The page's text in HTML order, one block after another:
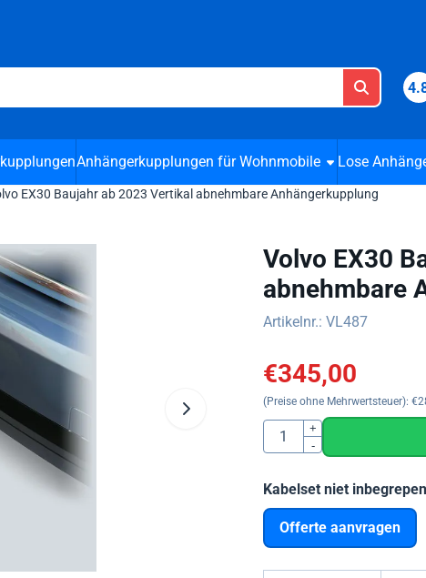
Anhängerkupplungen für Wohnmobile Lose
EX30 Baujahr ab 2023 Vertikal abnehmbare Anhängerkupplung
Volvo EX30
abnehmbare
Artikelnr.: VL487
€345,00
(Preise ohne Mehrwertsteuer): €
Anzahl
+
-
Kabelset niet
Offerte aanvragen